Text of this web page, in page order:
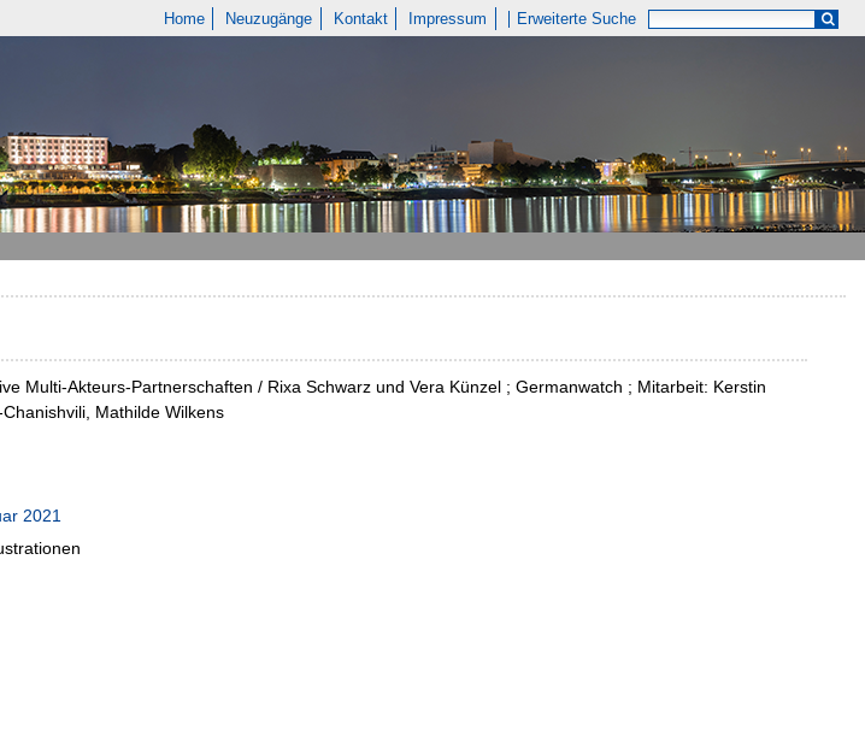
Home Neuzugänge Kontakt Impressum Erweiterte Suche
Multi-Akteurs-Partnerschaften / Rixa Schwarz und Vera Künzel ; Germanwatch ; Mitarbeit: Kerstin
Mathilde Wilkens
2021